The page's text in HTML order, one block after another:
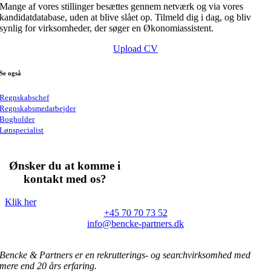
Mange af vores stillinger besættes gennem netværk og via vores
kandidatdatabase, uden at blive slået op. Tilmeld dig i dag, og bliv
synlig for virksomheder, der søger en Økonomiassistent.
Upload CV
Se også
Regnskabschef
Regnskabsmedarbejder
Bogholder
Lønspecialist
Ønsker du at komme i
kontakt med os?
Klik her
+45 70 70 73 52
info@bencke-partners.dk
Bencke & Partners er en rekrutterings- og searchvirksomhed med
mere end 20 års erfaring.